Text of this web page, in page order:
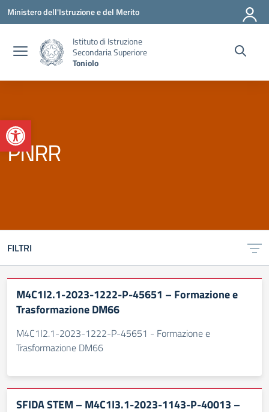
Apri la barra degli strumenti
Vai ai contenuti
Vai al menu di navigazione
Vai al footer
Ministero dell'Istruzione e del Merito
Istituto di Istruzione
Secondaria Superiore
Toniolo
PNRR
FILTRI
M4C1I2.1-2023-1222-P-45651 – Formazione e
Trasformazione DM66
M4C1I2.1-2023-1222-P-45651 - Formazione e
Trasformazione DM66
SFIDA STEM – M4C1I3.1-2023-1143-P-40013 –